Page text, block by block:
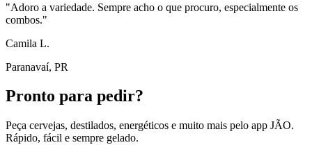
"Adoro a variedade. Sempre acho o que procuro, especialmente os
combos."
Camila L.
Paranavaí, PR
Pronto para pedir?
Peça cervejas, destilados, energéticos e muito mais pelo app JÃO.
Rápido, fácil e sempre gelado.